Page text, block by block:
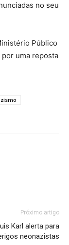
no seu
Público
por uma reposta
Próximo artigo
Karl alerta para
neonazistas